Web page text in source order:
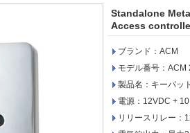
ク /ス
ク
終了ボ
サウナ
Standalone
Access
ブランド：ACM
モデル番号：ACM
製品名：キーパッ
電源：12VDC + 10
リリースリレー：